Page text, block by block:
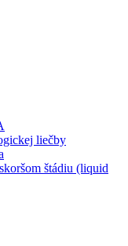
liečby
štádiu (liquid